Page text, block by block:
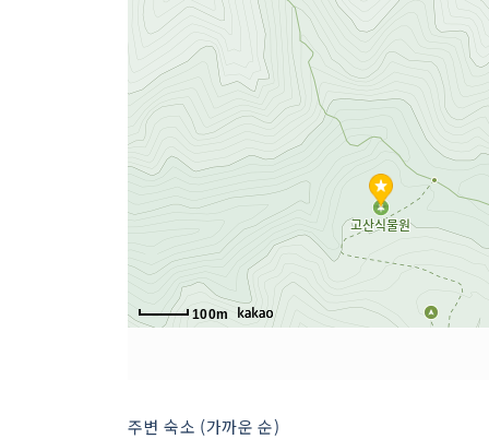
3 코스 : 점심식사(올림픽밸리, 청평나루휴게소)
100m
주변 숙소 (가까운 순)